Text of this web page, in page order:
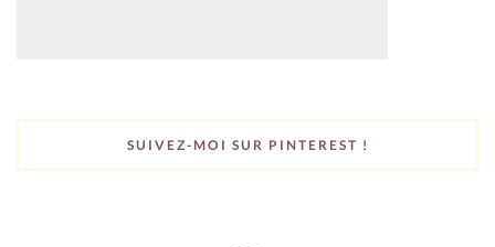
SUIVEZ-MOI SUR PINTEREST !